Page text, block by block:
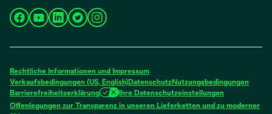
wird
neuen
Registerkarte
geöffnet
wird
neuen
Registerkarte
geöffnet
wird
neuen
Registerkarte
geöffnet
wird
neuen
Registerkarte
geöffnet
wird
neuen
Registerkarte
geöffnet
Rechtliche Informationen und Impressum
Verkaufsbedingungen (US, English)DatenschutzNutzungsbedingungen
Barrierefreiheitserklärung
Ihre Datenschutzeinstellungen
Offenlegungen zur Transparenz in unseren Lieferketten und zu moderner